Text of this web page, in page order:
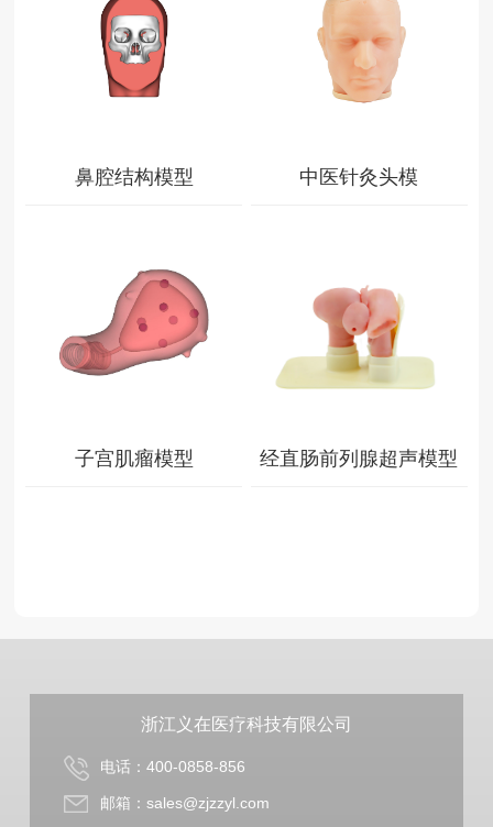
查看详情
鼻腔结构模型
查看详情
中医针灸头模
查看详情
子宫肌瘤模型
查看详情
经直肠前列腺超声模型
浙江义在医疗科技有限公司
电话：400-0858-856
邮箱：sales@zjzzyl.com